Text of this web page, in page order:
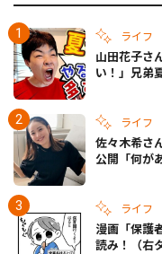
ライフ
山田花子さ
い！」兄弟
ライフ
佐々木希さ
公開「何が
ライフ
漫画「保護
読み！（右